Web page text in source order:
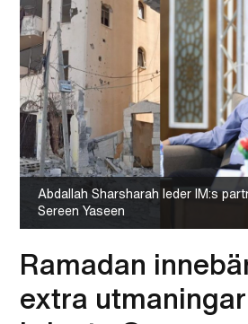
OM IM
CAREER SITE
KONTAKT
VAD VI GÖR
VAD DU KAN GÖRA
AKTUELLT
IM:s tidskrift
Nyheter
Abdallah Sharsharah leder IM:s
Sereen Yaseen
Ramadan
extra